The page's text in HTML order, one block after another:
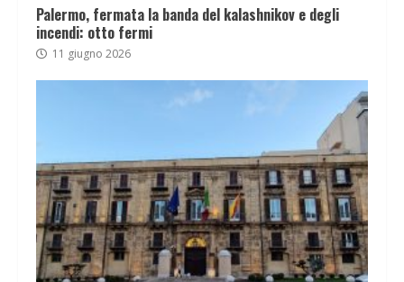
Palermo, fermata la banda del kalashnikov e degli
incendi: otto fermi
11 giugno 2026